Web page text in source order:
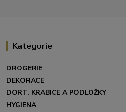
Kategorie
DROGERIE
DEKORACE
DORT. KRABICE A PODLOŽKY
HYGIENA